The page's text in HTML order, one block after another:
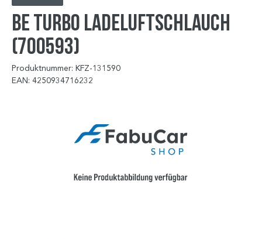
BE TURBO Ladeluftschlauch
(700593)
Produktnummer: KFZ-131590
EAN: 4250934716232